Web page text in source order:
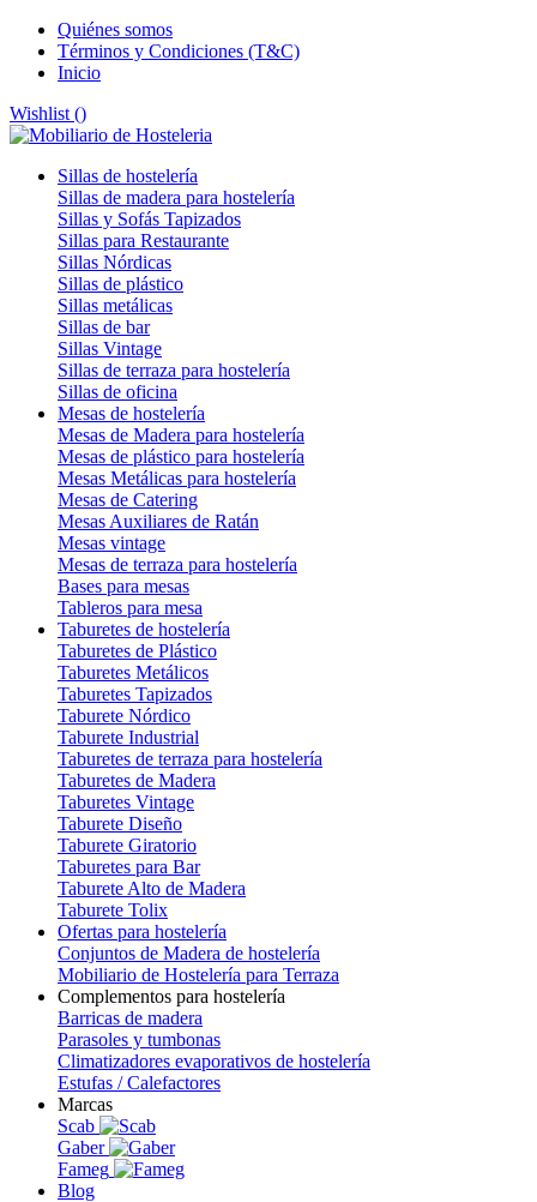
Quiénes somos
Términos y Condiciones (T&C)
Inicio
Wishlist ()
Sillas de hostelería
Sillas de madera para hostelería
Sillas y Sofás Tapizados
Sillas para Restaurante
Sillas Nórdicas
Sillas de plástico
Sillas metálicas
Sillas de bar
Sillas Vintage
Sillas de terraza para hostelería
Sillas de oficina
Mesas de hostelería
Mesas de Madera para hostelería
Mesas de plástico para hostelería
Mesas Metálicas para hostelería
Mesas de Catering
Mesas Auxiliares de Ratán
Mesas vintage
Mesas de terraza para hostelería
Bases para mesas
Tableros para mesa
Taburetes de hostelería
Taburetes de Plástico
Taburetes Metálicos
Taburetes Tapizados
Taburete Nórdico
Taburete Industrial
Taburetes de terraza para hostelería
Taburetes de Madera
Taburetes Vintage
Taburete Diseño
Taburete Giratorio
Taburetes para Bar
Taburete Alto de Madera
Taburete Tolix
Ofertas para hostelería
Conjuntos de Madera de hostelería
Mobiliario de Hostelería para Terraza
Complementos para hostelería
Barricas de madera
Parasoles y tumbonas
Climatizadores evaporativos de hostelería
Estufas / Calefactores
Marcas
Scab
Gaber
Fameg
Blog